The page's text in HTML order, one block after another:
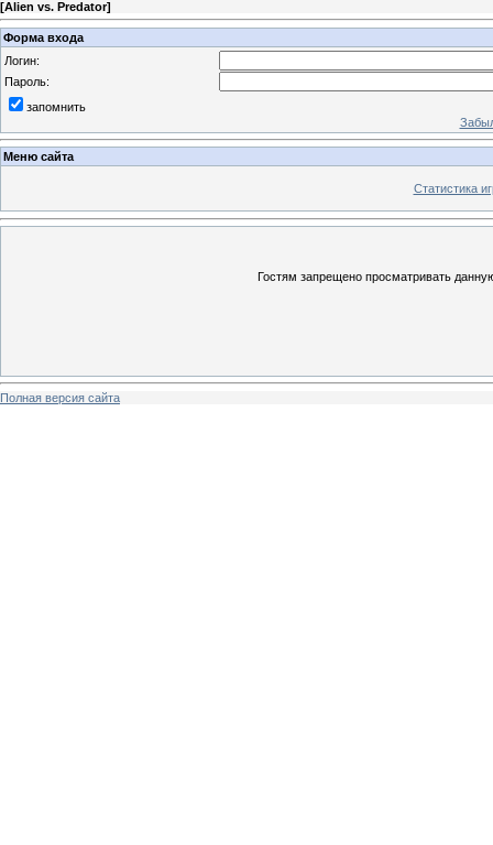
[Alien vs. Predator]
Форма входа
Логин:
Пароль:
запомнить
Меню сайта
Статистика
Гостям запрещено просматривать
Полная версия сайта